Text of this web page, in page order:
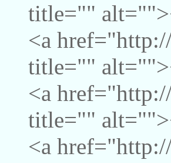
title=""
<a
title=""
<a
title=""
<a